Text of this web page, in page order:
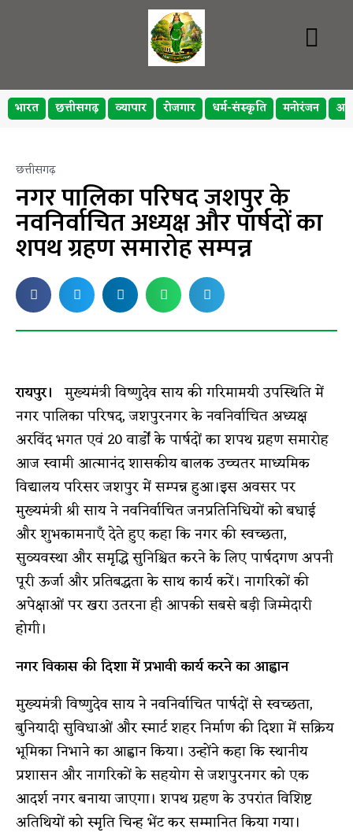
भारत छत्तीसगढ़ व्यापार रोजगार धर्म-संस्कृति मनोरंजन
छत्तीसगढ़
नगर पालिका परिषद जशपुर के
नवनिर्वाचित अध्यक्ष और पार्षदों का
शपथ ग्रहण समारोह सम्पन्न
रायपुर। मुख्यमंत्री विष्णुदेव साय की गरिमामयी उपस्थिति में
नगर पालिका परिषद, जशपुरनगर के नवनिर्वाचित अध्यक्ष
अरविंद भगत एवं 20 वार्डों के पार्षदों का शपथ ग्रहण समारोह
आज स्वामी आत्मानंद शासकीय बालक उच्चतर माध्यमिक
विद्यालय परिसर जशपुर में सम्पन्न हुआ।इस अवसर पर
मुख्यमंत्री श्री साय ने नवनिर्वाचित जनप्रतिनिधियों को बधाई
और शुभकामनाएँ देते हुए कहा कि नगर की स्वच्छता,
सुव्यवस्था और समृद्धि सुनिश्चित करने के लिए पार्षदगण अपनी
पूरी ऊर्जा और प्रतिबद्धता के साथ कार्य करें। नागरिकों की
अपेक्षाओं पर खरा उतरना ही आपकी सबसे बड़ी जिम्मेदारी
होगी।
नगर विकास की दिशा में प्रभावी कार्य करने का आह्वान
मुख्यमंत्री विष्णुदेव साय ने नवनिर्वाचित पार्षदों से स्वच्छता,
बुनियादी सुविधाओं और स्मार्ट शहर निर्माण की दिशा में सक्रिय
भूमिका निभाने का आह्वान किया। उन्होंने कहा कि स्थानीय
प्रशासन और नागरिकों के सहयोग से जशपुरनगर को एक
आदर्श नगर बनाया जाएगा। शपथ ग्रहण के उपरांत विशिष्ट
अतिथियों को स्मृति चिन्ह भेंट कर सम्मानित किया गया।